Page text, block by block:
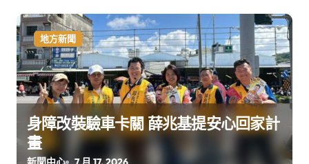
地方新聞
身障改裝驗車卡關 薛兆基提安心回家計
畫